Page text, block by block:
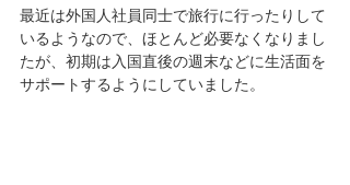
最近は外国人社員同士で旅行に行ったりして
いるようなので、ほとんど必要なくなりまし
たが、初期は入国直後の週末などに生活面を
サポートするようにしていました。